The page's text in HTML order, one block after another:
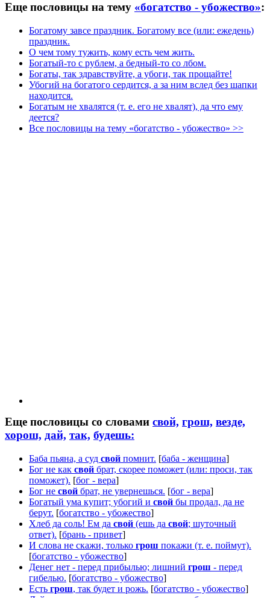
Еще пословицы на тему «богатство - убожество»:
Богатому завсе праздник. Богатому все (или: ежедень)
праздник.
О чем тому тужить, кому есть чем жить.
Богатый-то с рублем, а бедный-то со лбом.
Богаты, так здравствуйте, а убоги, так прощайте!
Убогий на богатого сердится, а за ним вслед без шапки
находится.
Богатым не хвалятся (т. е. его не хвалят), да что ему
деется?
Все пословицы на тему «богатство - убожество» >>
Еще пословицы со словами свой, грош, везде,
хорош, дай, так, будешь:
Баба пьяна, а суд свой помнит. [баба - женщина]
Бог не как свой брат, скорее поможет (или: проси, так
поможет). [бог - вера]
Бог не свой брат, не увернешься. [бог - вера]
Богатый ума купит; убогий и свой бы продал, да не
берут. [богатство - убожество]
Хлеб да соль! Ем да свой (ешь да свой; шуточный
ответ). [брань - привет]
И слова не скажи, только грош покажи (т. е. поймут).
[богатство - убожество]
Денег нет - перед прибылью; лишний грош - перед
гибелью. [богатство - убожество]
Есть грош, так будет и рожь. [богатство - убожество]